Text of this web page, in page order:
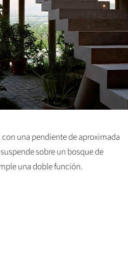
una pendiente de aproximada
sobre un bosque de
una doble función.